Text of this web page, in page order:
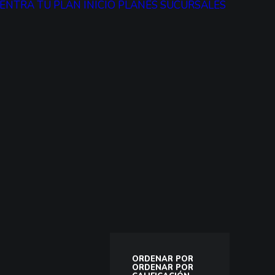
TU PLAN INICIO PLANES SUCURSALES
ORDENAR POR
ORDENAR POR